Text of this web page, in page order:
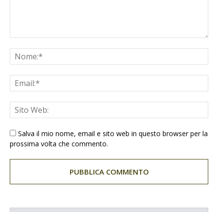
Salva il mio nome, email e sito web in questo browser per la
prossima volta che commento.